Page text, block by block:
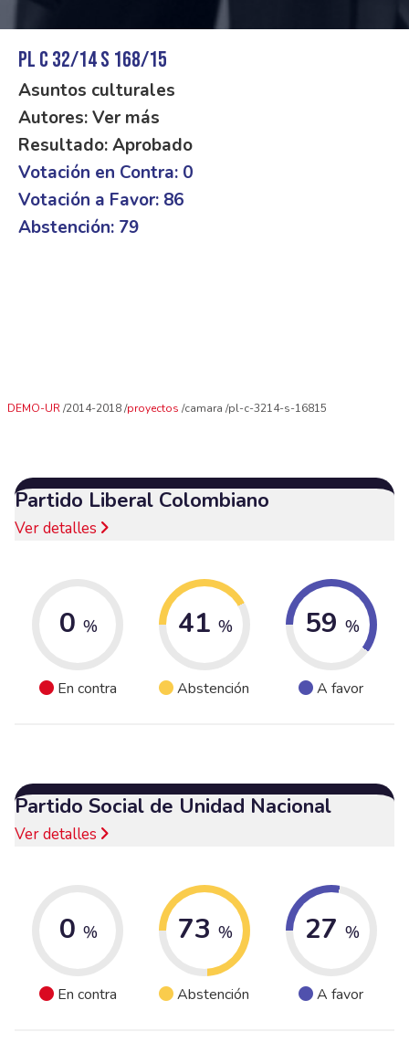
PL C 32/14 S 168/15
Asuntos culturales
Autores: Ver más
Resultado: Aprobado
Votación en Contra: 0
Votación a Favor: 86
Abstención: 79
DEMO-UR 2014-2018 proyectos camara pl-c-3214-s-16815
Partido Liberal Colombiano
Ver detalles
0 %
En contra
41 %
Abstención
59 %
A favor
Partido Social de Unidad Nacional
Ver detalles
0 %
En contra
73 %
Abstención
27 %
A favor